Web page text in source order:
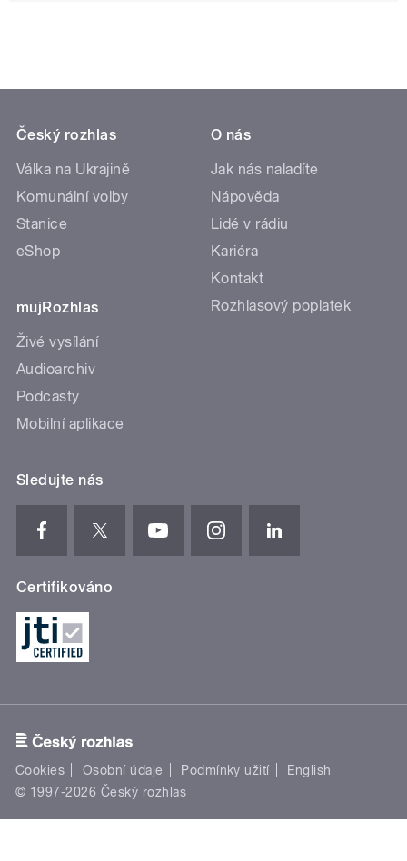
Český rozhlas
Válka na Ukrajině
Komunální volby
Stanice
eShop
mujRozhlas
Živé vysílání
Audioarchiv
Podcasty
Mobilní aplikace
O nás
Jak nás naladíte
Nápověda
Lidé v rádiu
Kariéra
Kontakt
Rozhlasový poplatek
Sledujte nás
Certifikováno
Cookies Osobní údaje Podmínky užití
English
© 1997-2026 Český rozhlas